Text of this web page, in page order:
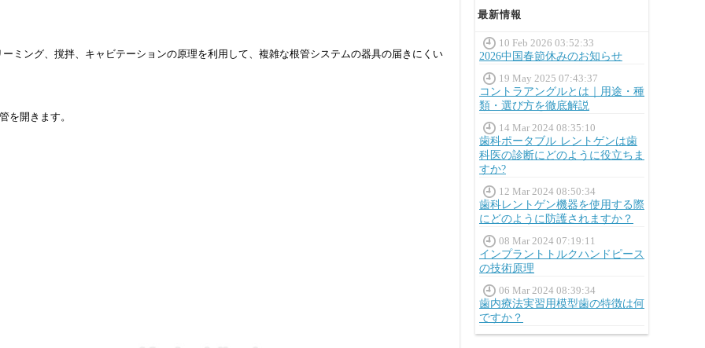
最新情報
10 Feb 2026 03:52:33
2026中国春節休みのお知らせ
19 May 2025 07:43:37
コントラアングルとは｜用途・種
類・選び方を徹底解説
14 Mar 2024 08:35:10
歯科ポータブル レントゲンは歯
科医の診断にどのように役立ちま
すか?
12 Mar 2024 08:50:34
歯科レントゲン機器を使用する際
にどのように防護されますか？
08 Mar 2024 07:19:11
インプラントトルクハンドピース
の技術原理
06 Mar 2024 08:39:34
歯内療法実習用模型歯の特徴は何
ですか？
ミング、撹拌、キャビテーションの原理を利用して、複雑な根管システムの器具の届きにくい
を開きます。